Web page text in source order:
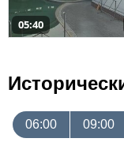
05:40
06:00 09:00